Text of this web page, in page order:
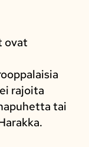
ovat
rajoita
tai